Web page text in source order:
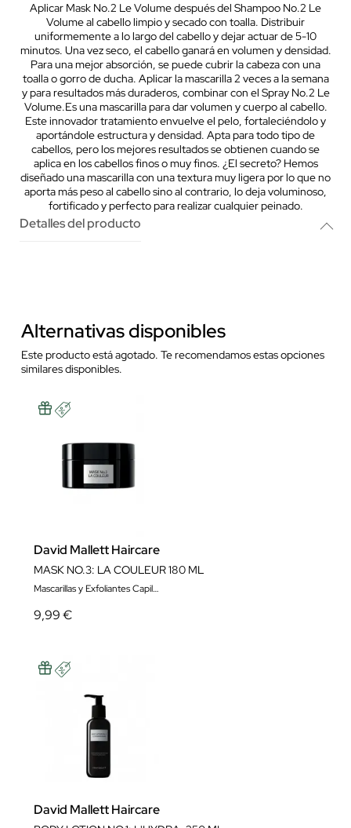
Aplicar Mask No.2 Le Volume después del Shampoo No.2 Le
Volume al cabello limpio y secado con toalla. Distribuir
uniformemente a lo largo del cabello y dejar actuar de 5-10
minutos. Una vez seco, el cabello ganará en volumen y densidad.
Para una mejor absorción, se puede cubrir la cabeza con una
toalla o gorro de ducha. Aplicar la mascarilla 2 veces a la semana
y para resultados más duraderos, combinar con el Spray No.2 Le
Volume.Es una mascarilla para dar volumen y cuerpo al cabello.
Este innovador tratamiento envuelve el pelo, fortaleciéndolo y
aportándole estructura y densidad. Apta para todo tipo de
cabellos, pero los mejores resultados se obtienen cuando se
aplica en los cabellos finos o muy finos. ¿El secreto? Hemos
diseñado una mascarilla con una textura muy ligera por lo que no
aporta más peso al cabello sino al contrario, lo deja voluminoso,
fortificado y perfecto para realizar cualquier peinado.
Detalles del producto
Alternativas disponibles
Este producto está agotado. Te recomendamos estas opciones
similares disponibles.
David Mallett Haircare
MASK NO.3: LA COULEUR 180 ML
Mascarillas y Exfoliantes Capilares
9,99 €
David Mallett Haircare